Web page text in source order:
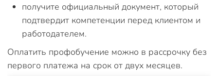
получите официальный документ, который
подтвердит компетенции перед клиентом и
работодателем.
Оплатить профобучение можно в рассрочку без
первого платежа на срок от двух месяцев.